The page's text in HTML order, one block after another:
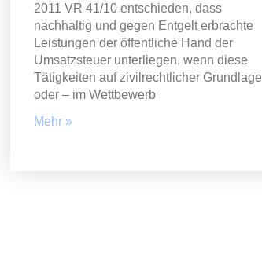
2011 VR 41/10 entschieden, dass
nachhaltig und gegen Entgelt erbrachte
Leistungen der öffentliche Hand der
Umsatzsteuer unterliegen, wenn diese
Tätigkeiten auf zivilrechtlicher Grundlage
oder – im Wettbewerb
Mehr »